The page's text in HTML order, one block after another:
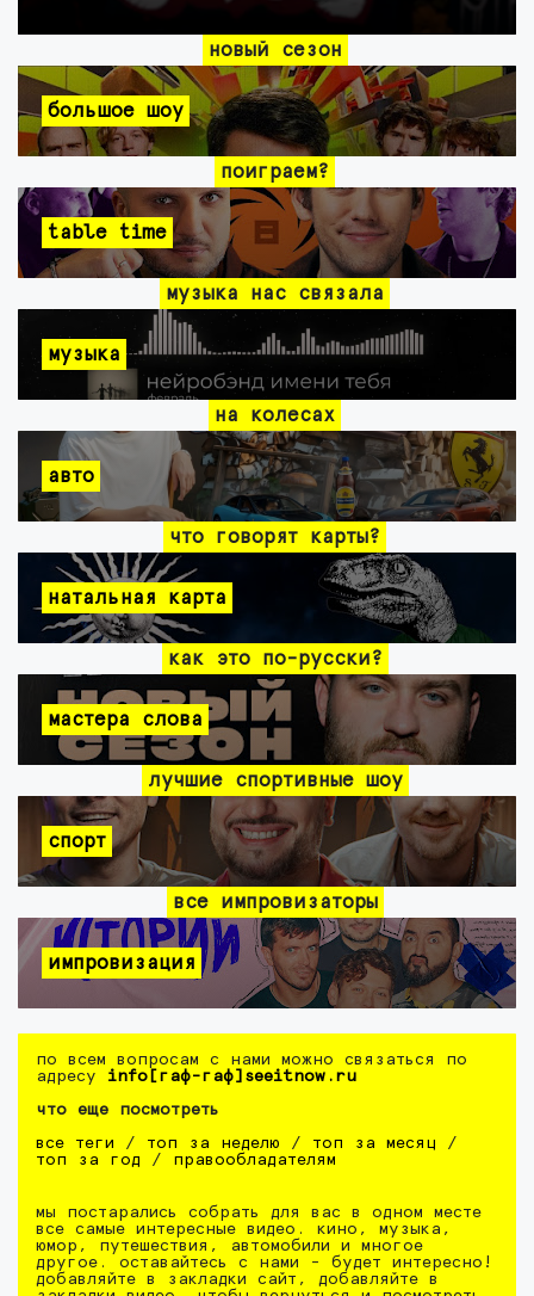
новый сезон
большое шоу
поиграем?
table time
музыка нас связала
музыка
на колесах
авто
что говорят карты?
натальная карта
как это по-русски?
мастера слова
лучшие спортивные шоу
спорт
все импровизаторы
импровизация
по всем вопросам с нами можно связаться по
адресу info[гаф-гаф]seeitnow.ru
что еще посмотреть
все теги / топ за неделю / топ за месяц /
топ за год / правообладателям
мы постарались собрать для вас в одном месте
все самые интересные видео. кино, музыка,
юмор, путешествия, автомобили и многое
другое. оставайтесь с нами - будет интересно!
добавляйте в закладки сайт, добавляйте в